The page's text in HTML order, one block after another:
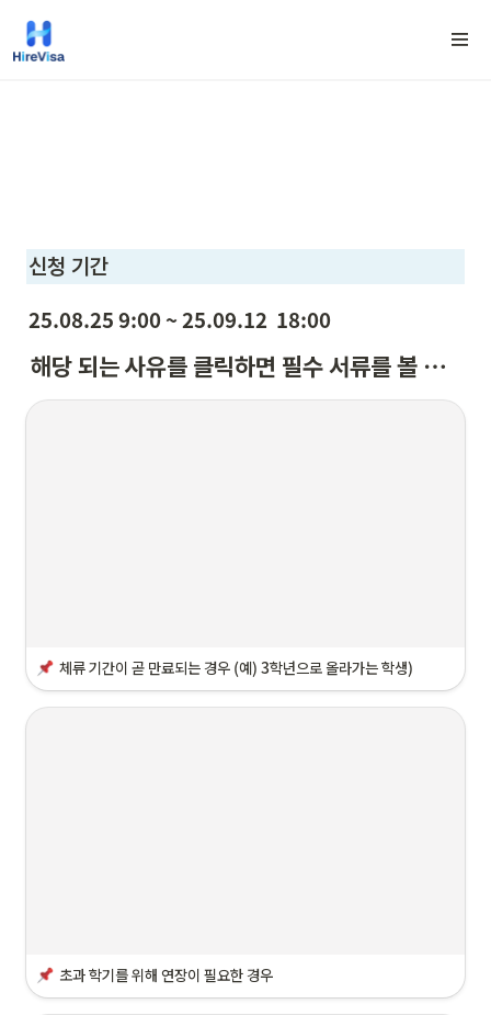
신청 기간
25.08.25 9:00 ~ 25.09.12  18:00
해당 되는 사유를 클릭하면 필수 서류를 볼 수 있습니다. (1)
체류 기간이 곧 만료되는 경우 (예) 3학년으로 올라가는 학생)
초과 학기를 위해 연장이 필요한 경우